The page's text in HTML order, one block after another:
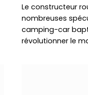
Le constructeur
nombreuses
camping-car
révolutionner le